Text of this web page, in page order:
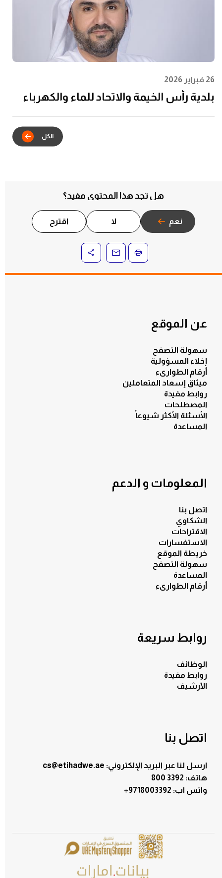
26 فبراير 2026
بلدية رأس الخيمة والاتحاد للماء والكهرباء
هل تجد هذا المحتوى مفيد؟
نعم لا اقترح
عن الموقع
سهولة التصفح
إخلاء المسؤولية
أرقام الطوارىء
ميثاق إسعاد المتعاملين
روابط مفيدة
المصطلحات
الأسئلة الأكثر شيوعاً
المساعدة
المعلومات و الدعم
اتصل بنا
الشكاوي
الاقتراحات
الاستفسارات
خريطة الموقع
سهولة التصفح
المساعدة
أرقام الطوارىء
روابط سريعة
الوظائف
روابط مفيدة
الأرشيف
اتصل بنا
ارسل لنا عبر البريد الإلكتروني: cs@etihadwe.ae
هاتف: 3392 800
+9718003392 :واتس اب